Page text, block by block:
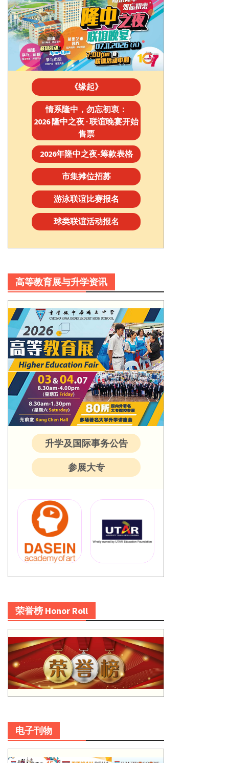
《缘起》
情系隆中，勿忘初衷：
2026 隆中之夜 · 联谊晚宴开始
售票
2026年隆中之夜-筹款表格
市集摊位招募
游泳联谊比赛报名
球类联谊活动报名
高等教育展与升学资讯
升学及国际事务公告
参展大专
荣誉榜 Honor Roll
电子刊物